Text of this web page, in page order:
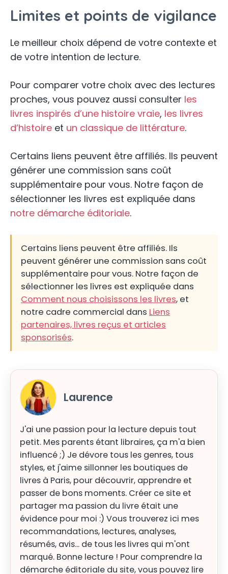
Limites et points de vigilance
Le meilleur choix dépend de votre contexte et
de votre intention de lecture.
Pour comparer votre choix avec des lectures
proches, vous pouvez aussi consulter les
livres inspirés d’une histoire vraie, les livres
d’histoire et un classique de littérature.
Certains liens peuvent être affiliés. Ils peuvent
générer une commission sans coût
supplémentaire pour vous. Notre façon de
sélectionner les livres est expliquée dans
notre démarche éditoriale.
Certains liens peuvent être affiliés. Ils
peuvent générer une commission sans coût
supplémentaire pour vous. Notre façon de
sélectionner les livres est expliquée dans
Comment nous choisissons les livres, et
notre cadre commercial dans Liens
partenaires, livres reçus et articles
sponsorisés.
Laurence
J'ai une passion pour la lecture depuis tout
petit. Mes parents étant libraires, ça m'a bien
influencé ;) Je dévore tous les genres, tous
styles, et j'aime sillonner les boutiques de
livres à Paris, pour découvrir, apprendre et
passer de bons moments. Créer ce site et
partager ma passion du livre était une
évidence pour moi :) Vous trouverez ici mes
recommandations, lectures, analyses,
résumés, avis... de tous les livres qui m'ont
marqué. Bonne lecture ! Pour comprendre la
démarche éditoriale du site, vous pouvez lire